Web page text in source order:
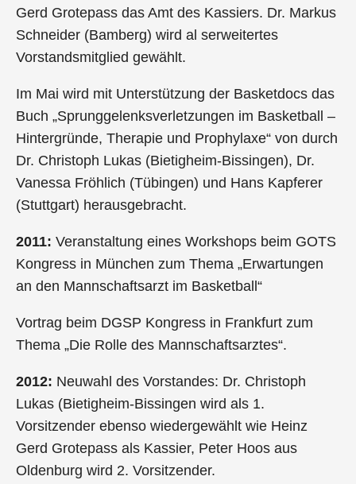
Gerd Grotepass das Amt des Kassiers. Dr. Markus
Schneider (Bamberg) wird al serweitertes
Vorstandsmitglied gewählt.
Im Mai wird mit Unterstützung der Basketdocs das
Buch „Sprunggelenksverletzungen im Basketball –
Hintergründe, Therapie und Prophylaxe“ von durch
Dr. Christoph Lukas (Bietigheim-Bissingen), Dr.
Vanessa Fröhlich (Tübingen) und Hans Kapferer
(Stuttgart) herausgebracht.
2011: Veranstaltung eines Workshops beim GOTS
Kongress in München zum Thema „Erwartungen
an den Mannschaftsarzt im Basketball“
Vortrag beim DGSP Kongress in Frankfurt zum
Thema „Die Rolle des Mannschaftsarztes“.
2012: Neuwahl des Vorstandes: Dr. Christoph
Lukas (Bietigheim-Bissingen wird als 1.
Vorsitzender ebenso wiedergewählt wie Heinz
Gerd Grotepass als Kassier, Peter Hoos aus
Oldenburg wird 2. Vorsitzender.